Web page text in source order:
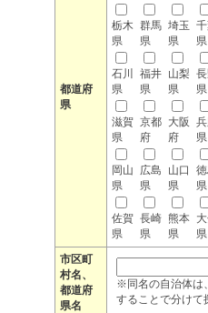
都道府
県
栃木
県
群馬
県
埼玉
県
県
石川
県
福井
県
山梨
県
県
滋賀
県
京都
府
大阪
府
県
岡山
県
広島
県
山口
県
県
佐賀
県
長崎
県
熊本
県
県
市区町
村名、
都道府
県名
※同名の自治体は
することで分けて